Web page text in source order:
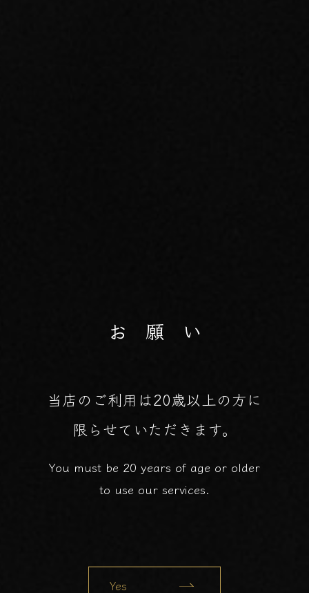
お 願 い
当店のご利用は20歳以上の方に
限らせていただきます。
You must be 20 years of age or older
to use our services.
Yes